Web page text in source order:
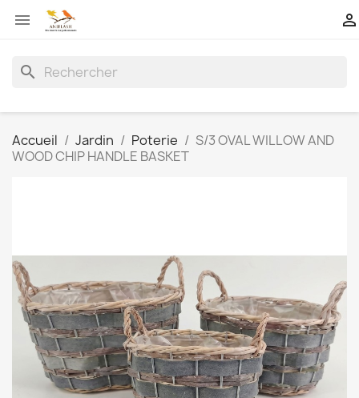
 
search
Accueil Jardin Poterie
S/3 OVAL WILLOW AND
WOOD CHIP HANDLE BASKET